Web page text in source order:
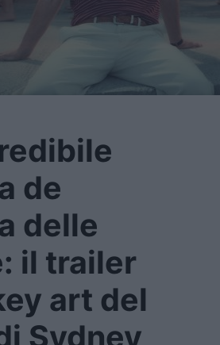
de
delle
il trailer
art del
Sydney